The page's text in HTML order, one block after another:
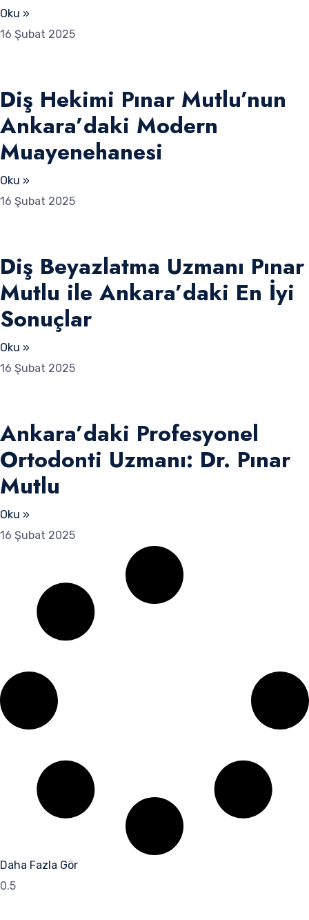
Oku »
16 Şubat 2025
Diş Hekimi Pınar Mutlu’nun
Ankara’daki Modern
Muayenehanesi
Oku »
16 Şubat 2025
Diş Beyazlatma Uzmanı Pınar
Mutlu ile Ankara’daki En İyi
Sonuçlar
Oku »
16 Şubat 2025
Ankara’daki Profesyonel
Ortodonti Uzmanı: Dr. Pınar
Mutlu
Oku »
16 Şubat 2025
Daha Fazla Gör